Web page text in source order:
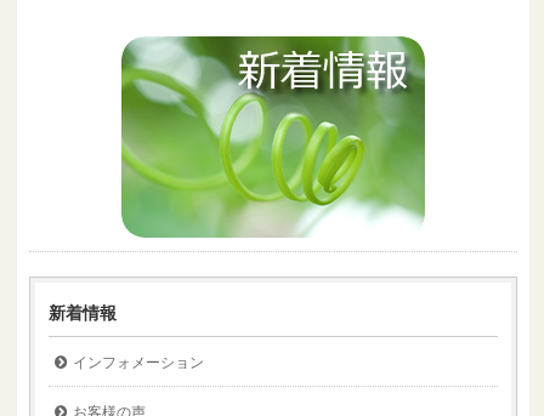
新着情報
インフォメーション
お客様の声